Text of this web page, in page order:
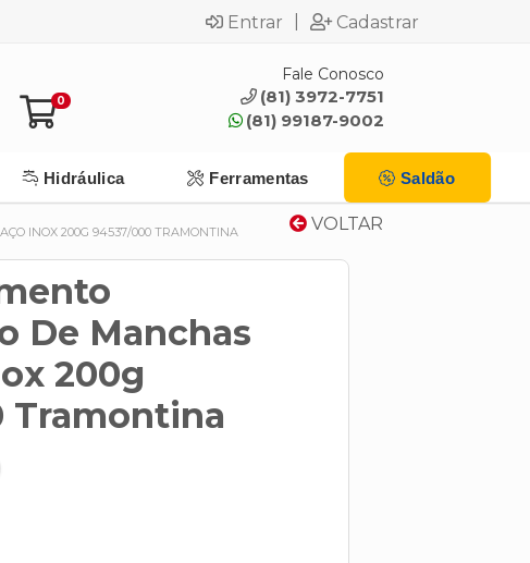
Entrar Cadastrar
0
Fale Conosco
(81) 3972-7751
(81) 99187-9002
Hidráulica Ferramentas Saldão
VOLTAR
INOX 200G 94537/000 TRAMONTINA
De Manchas
200g
Tramontina